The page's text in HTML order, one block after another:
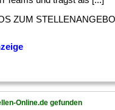
ZUM
Online.de gefunden